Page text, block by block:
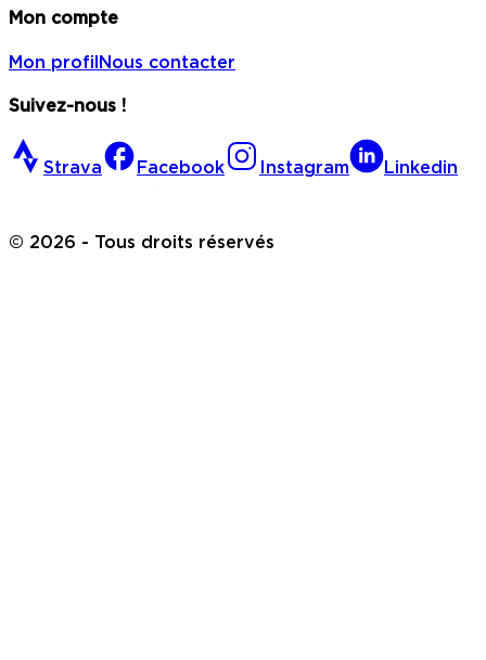
Mon compte
Mon profilNous contacter
Suivez-nous !
Strava Facebook Instagram Linkedin
© 2026 - Tous droits réservés